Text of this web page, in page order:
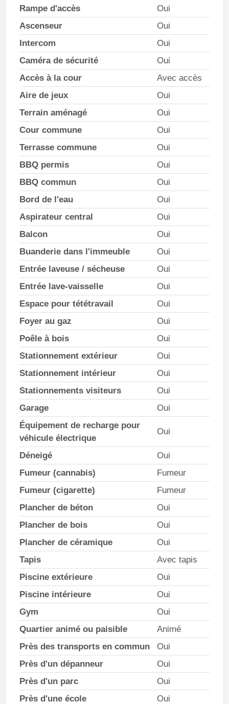
Rampe d'accès
Oui
Ascenseur
Oui
Intercom
Oui
Caméra de sécurité
Oui
Accès à la cour
Avec accès
Aire de jeux
Oui
Terrain aménagé
Oui
Cour commune
Oui
Terrasse commune
Oui
BBQ permis
Oui
BBQ commun
Oui
Bord de l'eau
Oui
Aspirateur central
Oui
Balcon
Oui
Buanderie dans l'immeuble
Oui
Entrée laveuse / sécheuse
Oui
Entrée lave-vaisselle
Oui
Espace pour tététravail
Oui
Foyer au gaz
Oui
Poêle à bois
Oui
Stationnement extérieur
Oui
Stationnement intérieur
Oui
Stationnements visiteurs
Oui
Garage
Oui
Équipement de recharge pour
véhicule électrique
Oui
Déneigé
Oui
Fumeur (cannabis)
Fumeur
Fumeur (cigarette)
Fumeur
Plancher de béton
Oui
Plancher de bois
Oui
Plancher de céramique
Oui
Tapis
Avec tapis
Piscine extérieure
Oui
Piscine intérieure
Oui
Gym
Oui
Quartier animé ou paisible
Animé
Près des transports en commun
Oui
Près d'un dépanneur
Oui
Près d'un parc
Oui
Près d'une école
Oui